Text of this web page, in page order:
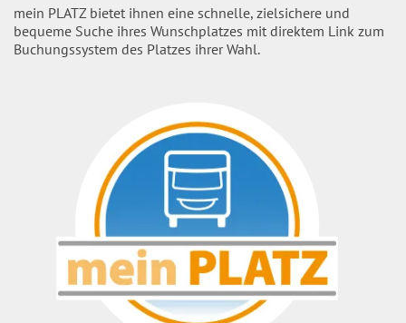
mein PLATZ bietet ihnen eine schnelle, zielsichere und
bequeme Suche ihres Wunschplatzes mit direktem Link zum
Buchungssystem des Platzes ihrer Wahl.